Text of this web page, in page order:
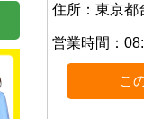
住所： 東京都
営業時間：
こ